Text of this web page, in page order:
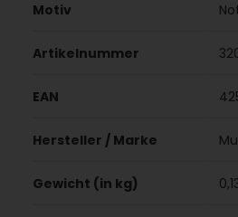
Motiv
Artikelnummer
EAN
Hersteller / Marke
Gewicht (in kg)